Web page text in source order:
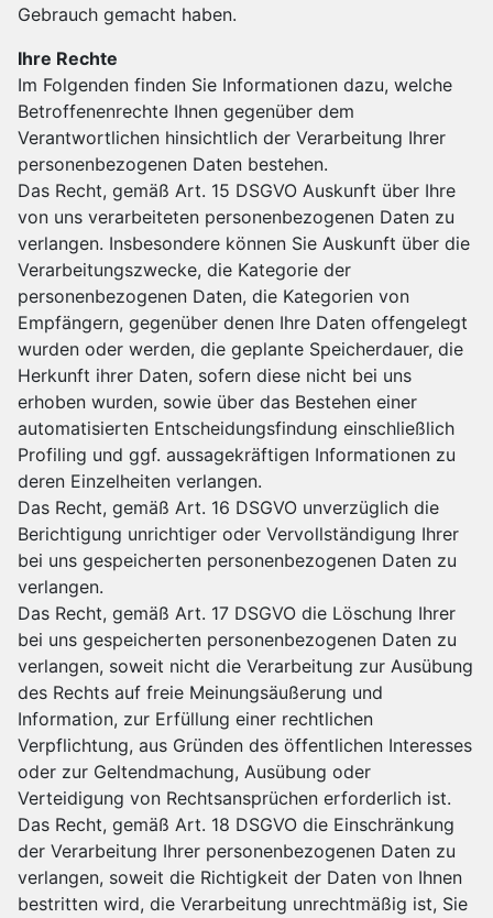
Gebrauch gemacht haben.
Ihre Rechte
Im Folgenden finden Sie Informationen dazu, welche
Betroffenenrechte Ihnen gegenüber dem
Verantwortlichen hinsichtlich der Verarbeitung Ihrer
personenbezogenen Daten bestehen.
Das Recht, gemäß Art. 15 DSGVO Auskunft über Ihre
von uns verarbeiteten personenbezogenen Daten zu
verlangen. Insbesondere können Sie Auskunft über die
Verarbeitungszwecke, die Kategorie der
personenbezogenen Daten, die Kategorien von
Empfängern, gegenüber denen Ihre Daten offengelegt
wurden oder werden, die geplante Speicherdauer, die
Herkunft ihrer Daten, sofern diese nicht bei uns
erhoben wurden, sowie über das Bestehen einer
automatisierten Entscheidungsfindung einschließlich
Profiling und ggf. aussagekräftigen Informationen zu
deren Einzelheiten verlangen.
Das Recht, gemäß Art. 16 DSGVO unverzüglich die
Berichtigung unrichtiger oder Vervollständigung Ihrer
bei uns gespeicherten personenbezogenen Daten zu
verlangen.
Das Recht, gemäß Art. 17 DSGVO die Löschung Ihrer
bei uns gespeicherten personenbezogenen Daten zu
verlangen, soweit nicht die Verarbeitung zur Ausübung
des Rechts auf freie Meinungsäußerung und
Information, zur Erfüllung einer rechtlichen
Verpflichtung, aus Gründen des öffentlichen Interesses
oder zur Geltendmachung, Ausübung oder
Verteidigung von Rechtsansprüchen erforderlich ist.
Das Recht, gemäß Art. 18 DSGVO die Einschränkung
der Verarbeitung Ihrer personenbezogenen Daten zu
verlangen, soweit die Richtigkeit der Daten von Ihnen
bestritten wird, die Verarbeitung unrechtmäßig ist, Sie